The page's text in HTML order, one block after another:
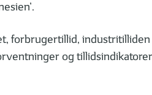
forbrugertillid,
og